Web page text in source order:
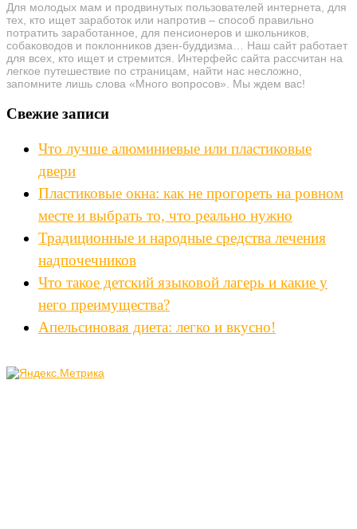
Для молодых мам и продвинутых пользователей интернета, для
тех, кто ищет заработок или напротив – способ правильно
потратить заработанное, для пенсионеров и школьников,
собаководов и поклонников дзен-буддизма… Наш сайт работает
для всех, кто ищет и стремится. Интерфейс сайта рассчитан на
легкое путешествие по страницам, найти нас несложно,
запомните лишь слова «Много вопросов». Мы ждем вас!
Свежие записи
Что лучше алюминиевые или пластиковые
двери
Пластиковые окна: как не прогореть на ровном
месте и выбрать то, что реально нужно
Традиционные и народные средства лечения
надпочечников
Что такое детский языковой лагерь и какие у
него преимущества?
Апельсиновая диета: легко и вкусно!